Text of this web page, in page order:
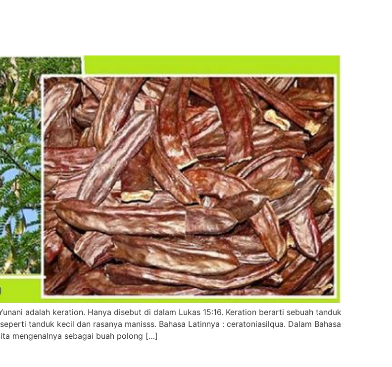
adalah keration. Hanya disebut di dalam Lukas 15:16. Keration berarti sebuah tanduk
tanduk kecil dan rasanya manisss. Bahasa Latinnya : ceratoniasilqua. Dalam Bahasa
mengenalnya sebagai buah polong […]